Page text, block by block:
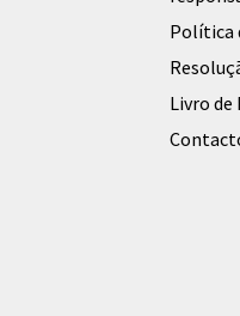
Política
Livro de